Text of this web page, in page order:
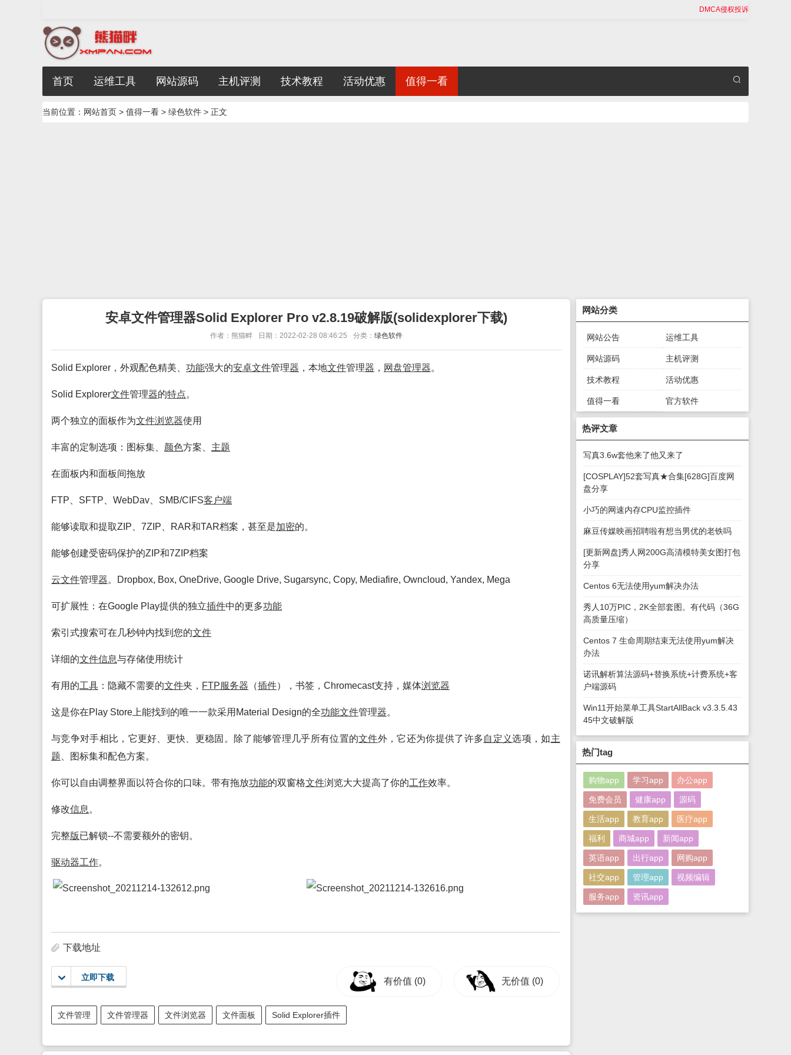
DMCA侵权投诉
首页 运维工具 网站源码 主机评测 技术教程 活动优惠 值得一看
当前位置： 网站首页 > 值得一看 > 绿色软件 > 正文
安卓文件管理器Solid Explorer Pro v2.8.19破解版(solidexplorer下载)
作者：熊猫畔 日期：2022-02-28 08:46:25 分类：绿色软件
Solid Explorer，外观配色精美、 功能强大的安卓文件管理器 ，本地文件管理器 ， 网盘管理器。
Solid Explorer文件管理器的特点。
两个独立的面板作为文件浏览器使用
丰富的定制选项：图标集、 颜色方案、 主题
在面板内和面板间拖放
FTP、SFTP、WebDav、SMB/CIFS客户端
能够读取和提取ZIP、7ZIP、RAR和TAR档案，甚至是加密的。
能够创建受密码保护的ZIP和7ZIP档案
云文件管理器。Dropbox, Box, OneDrive, Google Drive, Sugarsync, Copy, Mediafire, Owncloud, Yandex, Mega
可扩展性：在Google Play提供的独立插件中的更多功能
索引式搜索可在几秒钟内找到您的文件
详细的文件信息与存储使用统计
有用的工具 ：隐藏不需要的文件夹， FTP服务器 （插件），书签，Chromecast支持，媒体浏览器
这是你在Play Store上能找到的唯一一款采用Material Design的全功能文件管理器。
与竞争对手相比，它更好、更快、更稳固。除了能够管理几乎所有位置的文件外，它还为你提供了许多自定义选项，如主
题 、图标集和配色方案。
你可以自由调整界面以符合你的口味。带有拖放功能的双窗格文件浏览大大提高了你的工作效率。
修改信息 。
完整版已解锁--不需要额外的密钥。
驱动器工作。
下载地址
立即下载 有价值 (0) 无价值 (0)
文件管理 文件管理器 文件浏览器 文件面板 Solid Explorer插件
网站分类
网站公告 运维工具
网站源码 主机评测
技术教程 活动优惠
值得一看
绿色软件
官方软件
热评文章
写真3.6w套他来了他又来了
[COSPLAY]52套写真★合集[628G]百度网
盘分享
小巧的网速内存CPU监控插件
麻豆传媒映画招聘啦有想当男优的老铁吗
[更新网盘]秀人网200G高清模特美女图打包
分享
Centos 6无法使用yum解决办法
秀人10万PIC，2K全部套图。有代码（36G
高质量压缩）
Centos 7 生命周期结束无法使用yum解决
办法
诺讯解析算法源码+替换系统+计费系统+客
户端源码
Win11开始菜单工具StartAllBack v3.3.5.43
45中文破解版
热门tag
购物app 学习app 办公app
免费会员 健康app 源码
生活app 教育app 医疗app
福利 商城app 新闻app
英语app 出行app 网购app
社交app 管理app 视频编辑
服务app 资讯app